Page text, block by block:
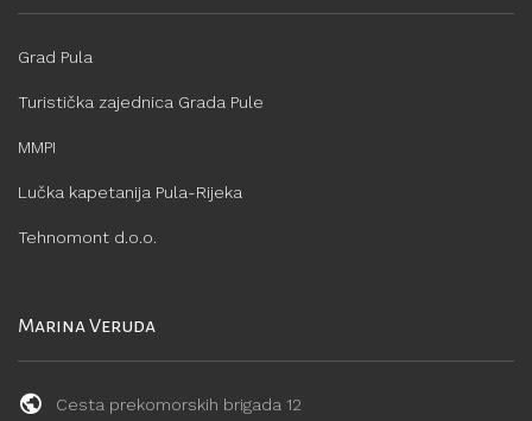
Grad Pula
Turistička zajednica Grada Pule
MMPI
Lučka kapetanija Pula-Rijeka
Tehnomont d.o.o.
Marina Veruda
Cesta prekomorskih brigada 12